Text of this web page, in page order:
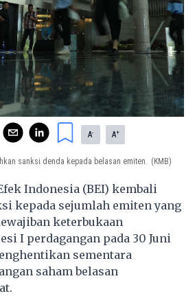
A- A+
sanksi denda kepada belasan emiten. (KMB)
Indonesia (BEI) kembali
kepada sejumlah emiten yang
keterbukaan
I perdagangan pada 30 Juni
sementara
saham belasan